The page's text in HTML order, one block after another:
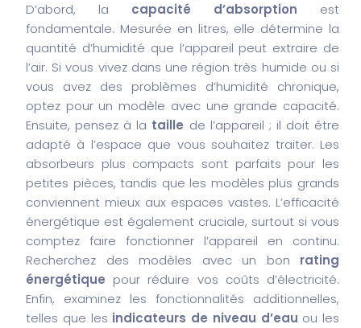
D’abord, la capacité d’absorption est
fondamentale. Mesurée en litres, elle détermine la
quantité d’humidité que l’appareil peut extraire de
l’air. Si vous vivez dans une région très humide ou si
vous avez des problèmes d’humidité chronique,
optez pour un modèle avec une grande capacité.
Ensuite, pensez à la taille de l’appareil ; il doit être
adapté à l’espace que vous souhaitez traiter. Les
absorbeurs plus compacts sont parfaits pour les
petites pièces, tandis que les modèles plus grands
conviennent mieux aux espaces vastes. L’efficacité
énergétique est également cruciale, surtout si vous
comptez faire fonctionner l’appareil en continu.
Recherchez des modèles avec un bon rating
énergétique pour réduire vos coûts d’électricité.
Enfin, examinez les fonctionnalités additionnelles,
telles que les indicateurs de niveau d’eau ou les